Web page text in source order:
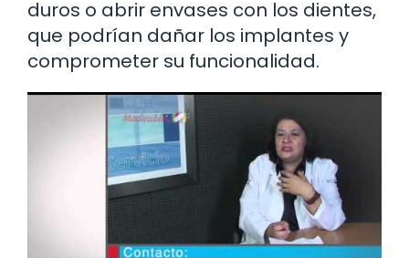
duros o abrir envases con los dientes,
que podrían dañar los implantes y
comprometer su funcionalidad.